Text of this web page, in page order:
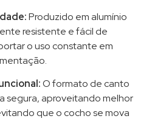
Produzido em alumínio
resistente e fácil de
o uso constante em
O formato de canto
segura, aproveitando melhor
que o cocho se mova